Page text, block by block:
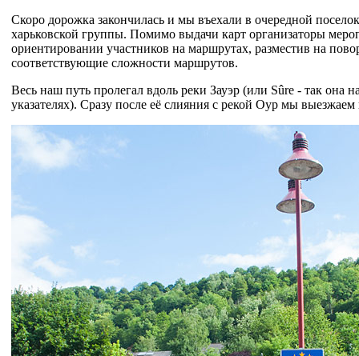
Скоро дорожка закончилась и мы въехали в очередной
харьковской группы. Помимо выдачи карт организаторы
ориентировании участников на маршрутах, разместив на
соответствующие сложности маршрутов.
Весь наш путь пролегал вдоль реки Зауэр (или Sûre - так она
указателях). Сразу после её слияния с рекой Оур мы